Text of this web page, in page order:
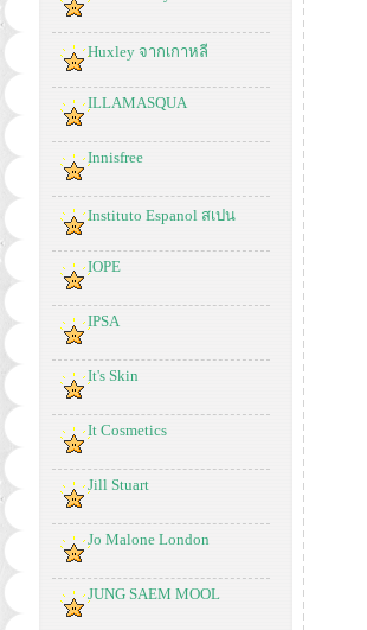
Huxley จากเกาหลี
ILLAMASQUA
Innisfree
Instituto Espanol สเปน
IOPE
IPSA
It's Skin
It Cosmetics
Jill Stuart
Jo Malone London
JUNG SAEM MOOL